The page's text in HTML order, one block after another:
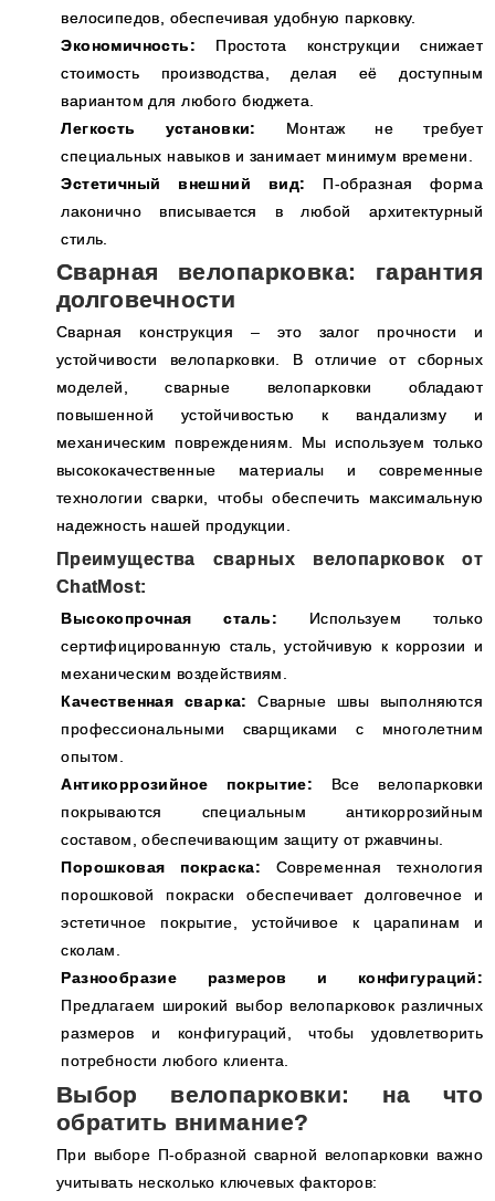
велосипедов, обеспечивая удобную парковку.
Экономичность: Простота конструкции снижает
стоимость производства, делая её доступным
вариантом для любого бюджета.
Легкость установки:
Монтаж не требует
специальных навыков и занимает минимум времени.
Эстетичный внешний вид: П-образная форма
лаконично вписывается в любой архитектурный
стиль.
Сварная велопарковка: гарантия
долговечности
Сварная конструкция – это залог прочности и
устойчивости велопарковки. В отличие от сборных
моделей, сварные велопарковки обладают
повышенной устойчивостью к вандализму и
механическим повреждениям. Мы используем только
высококачественные материалы и современные
технологии сварки, чтобы обеспечить максимальную
надежность нашей продукции.
Преимущества сварных велопарковок от
ChatMost:
Высокопрочная сталь: Используем только
сертифицированную сталь, устойчивую к коррозии и
механическим воздействиям.
Качественная сварка:
Сварные швы выполняются
профессиональными сварщиками с многолетним
опытом.
Антикоррозийное покрытие: Все велопарковки
покрываются специальным антикоррозийным
составом, обеспечивающим защиту от ржавчины.
Порошковая покраска: Современная технология
порошковой покраски обеспечивает долговечное и
эстетичное покрытие, устойчивое к царапинам и
сколам.
Разнообразие размеров и конфигураций:
Предлагаем широкий выбор велопарковок различных
размеров и конфигураций, чтобы удовлетворить
потребности любого клиента.
Выбор велопарковки: на что
обратить внимание?
При выборе П-образной сварной велопарковки важно
учитывать несколько ключевых факторов: